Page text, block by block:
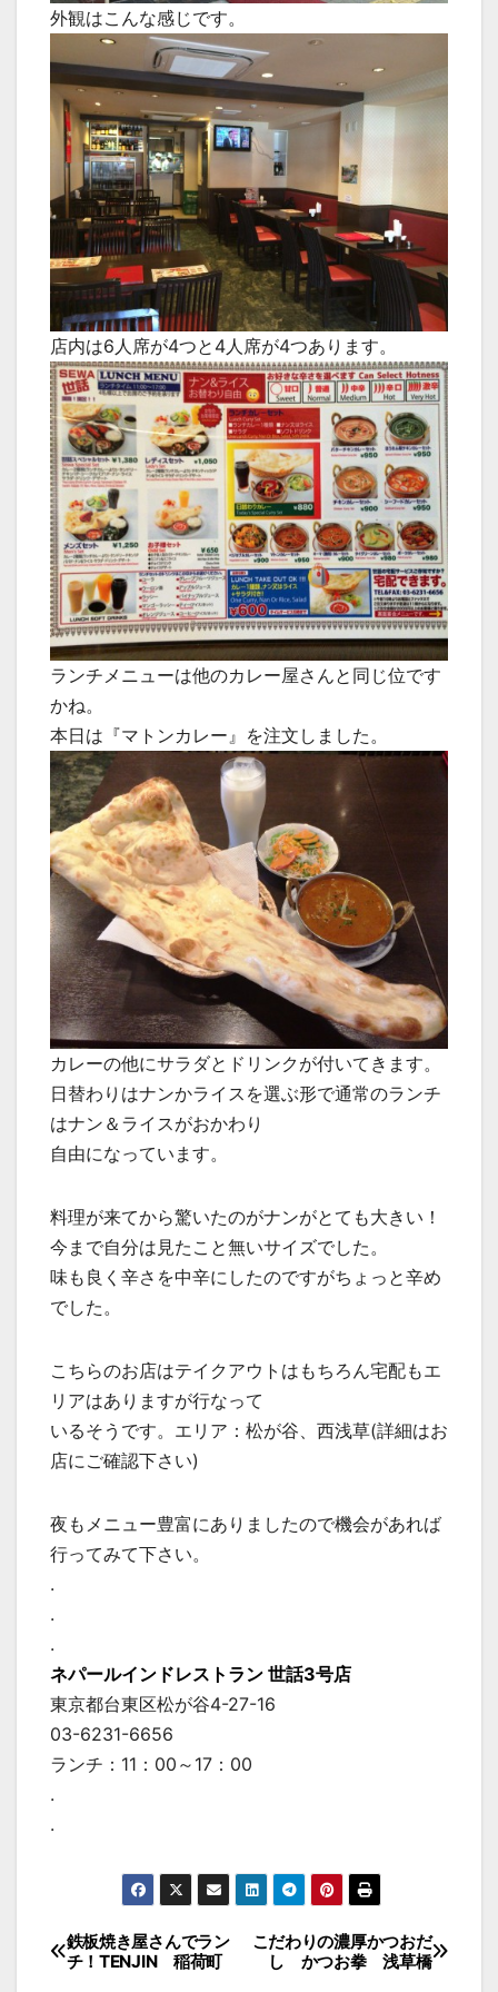
外観はこんな感じです。
店内は6人席が4つと4人席が4つあります。
ランチメニューは他のカレー屋さんと同じ位です
かね。
本日は『マトンカレー』を注文しました。
カレーの他にサラダとドリンクが付いてきます。
日替わりはナンかライスを選ぶ形で通常のランチ
はナン＆ライスがおかわり
自由になっています。
料理が来てから驚いたのがナンがとても大きい！
今まで自分は見たこと無いサイズでした。
味も良く辛さを中辛にしたのですがちょっと辛め
でした。
こちらのお店はテイクアウトはもちろん宅配もエ
リアはありますが行なって
いるそうです。エリア：松が谷、西浅草(詳細はお
店にご確認下さい)
夜もメニュー豊富にありましたので機会があれば
行ってみて下さい。
.
.
.
ネパールインドレストラン 世話3号店
東京都台東区松が谷4-27-16
03-6231-6656
ランチ：11：00～17：00
.
.
投
稿
こだわりの濃厚かつおだ
し かつお拳 浅草橋
鉄板焼き屋さんでラン
チ！TENJIN 稲荷町